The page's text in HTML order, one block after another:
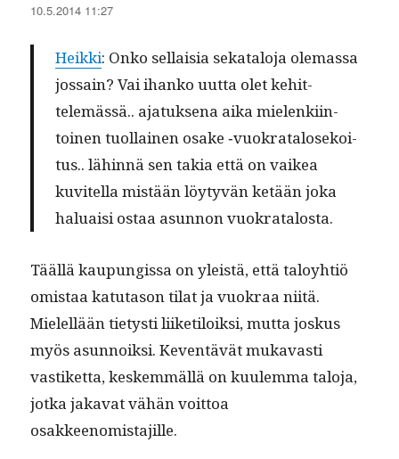
10.5.2014 11:27
Heik­ki: Onko sel­l­aisia sekat­alo­ja ole­mas­sa
jos­sain? Vai ihanko uut­ta olet kehit­
telemässä.. ajatuk­se­na aika mie­lenki­in­
toinen tuol­lainen osake ‑vuokrat­alosekoi­
tus.. lähin­nä sen takia että on vaikea
kuvitel­la mis­tään löy­tyvän ketään joka
halu­aisi ostaa asun­non vuokratalosta.
Tääl­lä kaupungis­sa on yleistä, että taloy­htiö
omis­taa katu­ta­son tilat ja vuokraa niitä.
Mielel­lään tietysti liiketiloik­si, mut­ta joskus
myös asun­noik­si. Keven­tävät mukavasti
vastiket­ta, keskem­mäl­lä on kuulem­ma talo­ja,
jot­ka jaka­vat vähän voit­toa
osakkeenomistajille.